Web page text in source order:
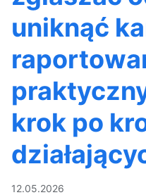
uniknąć
krok po
12.05.2026